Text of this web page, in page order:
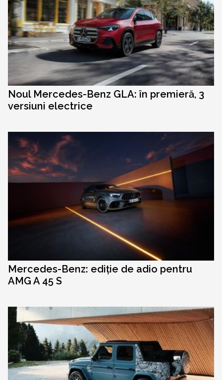
Noul Mercedes-Benz GLA: în premieră, 3
versiuni electrice
Mercedes-Benz: ediție de adio pentru
AMG A 45 S